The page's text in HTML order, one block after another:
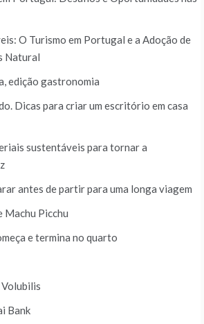
O Turismo em Portugal e a Adoção de
Natural
edição gastronomia
Dicas para criar um escritório em casa
sustentáveis para tornar a
antes de partir para uma longa viagem
Picchu
e termina no quarto
Bank